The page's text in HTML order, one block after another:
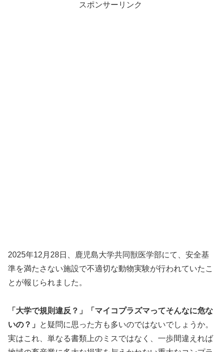
スポンサーリンク
2025年12月28日、鹿児島大学共同獣医学部にて、安全基
準を満たさない施設で不適切な動物実験が行われていたこ
とが報じられました。
「大学で規則違反？」「マイコプラズマってそんなに危な
いの？」
と疑問に思った方も多いのではないでしょうか。
実はこれ、単なる書類上のミスではなく、一歩間違えれば